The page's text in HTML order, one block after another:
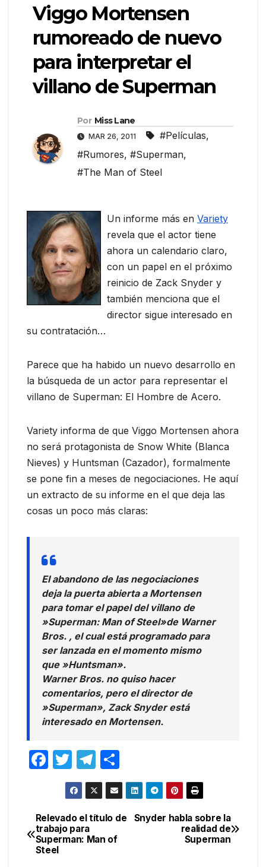
Viggo Mortensen
rumoreado de nuevo
para interpretar el
villano de Superman
Por Miss Lane
MAR 26, 2011 #Películas,
#Rumores, #Superman,
#The Man of Steel
Un informe más en Variety
revela que el actor tiene
ahora un calendario claro,
con un papel en el próximo
reinicio de Zack Snyder y
también menciona que el
director sigue interesado en
su contratación…
Parece que ha habido un nuevo desarrollo en
la búsqueda de un actor para representar el
villano de Superman: El Hombre de Acero.
Variety informa de que Viggo Mortensen ahora
no será protagonista de Snow White (Blanca
Nieves) y Huntsman (Cazador), formalmente
se pone fin a meses de negociaciones. He aquí
un extracto de su informe en el que deja las
cosas un poco más claras:
El abandono de las negociaciones
deja la puerta abierta a Mortensen
para tomar el papel del villano de
»Superman: Man of Steel»de Warner
Bros. , el cual está programado para
ser lanzada en el momento mismo
que »Huntsman».
Warner Bros. no quiso hacer
comentarios, pero el director de
»Superman», Zack Snyder está
interesado en Mortensen.
F
e
b
o
T
w
itt
er
T
el
e
gr
a
o
m
p
Navegación
de
Snyder habla sobre la
realidad de
Superman
Relevado el título de
trabajo para
Superman: Man of
Steel